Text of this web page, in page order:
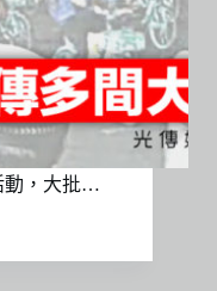
動，大批…